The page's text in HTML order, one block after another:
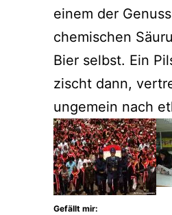
einem der
chemischen
Bier selbst. Ein
zischt dann,
ungemein nach
Gefällt mir: